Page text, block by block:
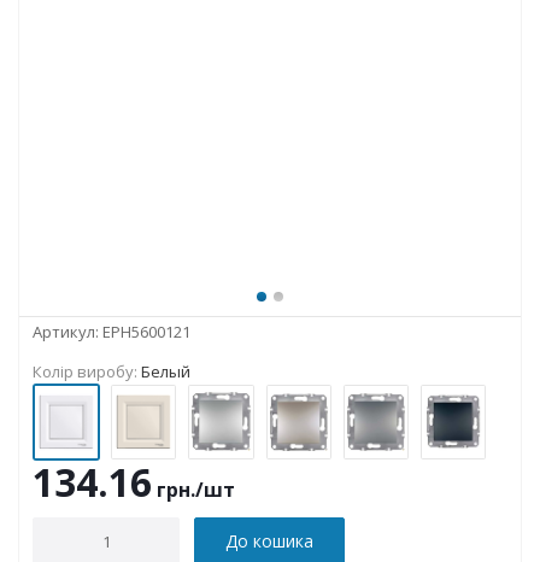
Артикул: EPH5600121
Колір виробу: Белый
134.16 грн./шт
До кошика